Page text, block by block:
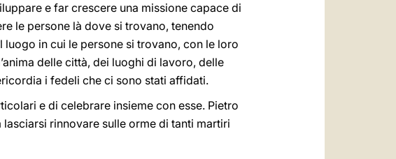
e far crescere una missione capace di
le persone là dove si trovano, tenendo
in cui le persone si trovano, con le loro
delle città, dei luoghi di lavoro, delle
i fedeli che ci sono stati affidati.
e di celebrare insieme con esse. Pietro
rinnovare sulle orme di tanti martiri